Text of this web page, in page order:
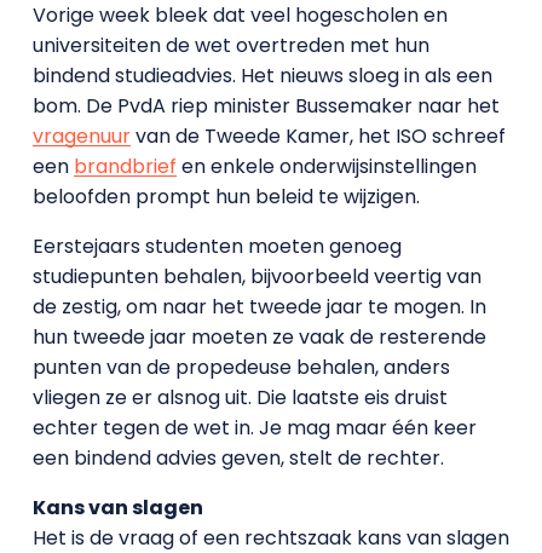
Vorige week bleek dat veel hogescholen en
universiteiten de wet overtreden met hun
bindend studieadvies. Het nieuws sloeg in als een
bom. De PvdA riep minister Bussemaker naar het
vragenuurvan de Tweede Kamer, het ISO schreef
een brandbrief en enkele onderwijsinstellingen
beloofden prompt hun beleid te wijzigen.
Eerstejaars studenten moeten genoeg
studiepunten behalen, bijvoorbeeld veertig van
de zestig, om naar het tweede jaar te mogen. In
hun tweede jaar moeten ze vaak de resterende
punten van de propedeuse behalen, anders
vliegen ze er alsnog uit. Die laatste eis druist
echter tegen de wet in. Je mag maar één keer
een bindend advies geven, stelt de rechter.
Kans van slagen
Het is de vraag of een rechtszaak kans van slagen